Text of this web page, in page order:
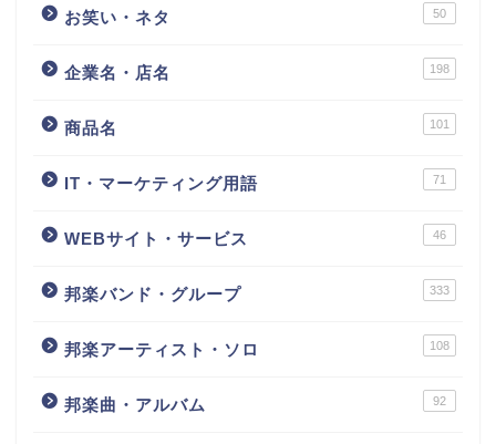
お笑い・ネタ 50
企業名・店名 198
商品名 101
IT・マーケティング用語 71
WEBサイト・サービス 46
邦楽バンド・グループ 333
邦楽アーティスト・ソロ 108
邦楽曲・アルバム 92